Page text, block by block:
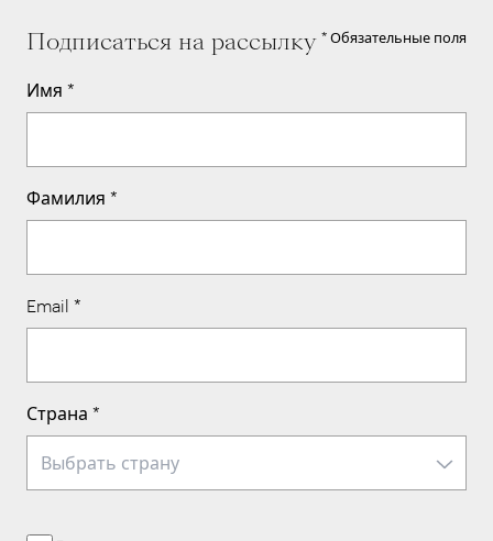
Подписаться на рассылку * Обязательные поля
Имя *
Фамилия *
Email *
Страна *